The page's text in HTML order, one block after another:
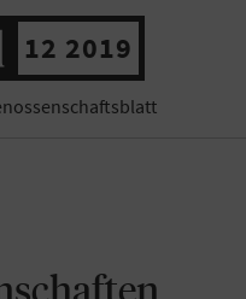
12 2019